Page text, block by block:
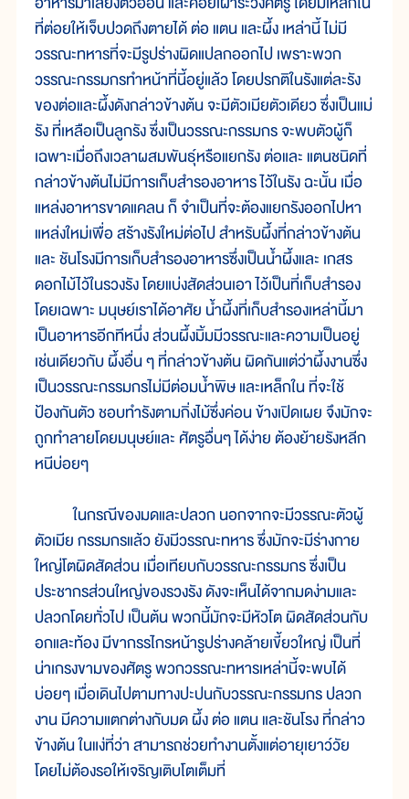
ที่ต่อยให้เจ็บปวดถึงตายได้ ต่อ แตน และผึ้ง เหล่านี้ ไม่มี
วรรณะทหารที่จะมีรูปร่างผิดแปลกออกไป เพราะพวก
วรรณะกรรมกรทำหน้าที่นี้อยู่แล้ว โดยปรกติในรังแต่ละรัง
ของต่อและผึ้งดังกล่าวข้างต้น จะมีตัวเมียตัวเดียว ซึ่งเป็นแม่
รัง ที่เหลือเป็นลูกรัง ซึ่งเป็นวรรณะกรรมกร จะพบตัวผู้ก็
เฉพาะเมื่อถึงเวลาผสมพันธุ์หรือแยกรัง ต่อและ แตนชนิดที่
กล่าวข้างต้นไม่มีการเก็บสำรองอาหาร ไว้ในรัง ฉะนั้น เมื่อ
แหล่งอาหารขาดแคลน ก็ จำเป็นที่จะต้องแยกรังออกไปหา
แหล่งใหม่เพื่อ สร้างรังใหม่ต่อไป สำหรับผึ้งที่กล่าวข้างต้น
และ ชันโรงมีการเก็บสำรองอาหารซึ่งเป็นน้ำผึ้งและ เกสร
ดอกไม้ไว้ในรวงรัง โดยแบ่งสัดส่วนเอา ไว้เป็นที่เก็บสำรอง
โดยเฉพาะ มนุษย์เราได้อาศัย น้ำผึ้งที่เก็บสำรองเหล่านี้มา
เป็นอาหารอีกทีหนึ่ง ส่วนผึ้งมิ้มมีวรรณะและความเป็นอยู่
เช่นเดียวกับ ผึ้งอื่น ๆ ที่กล่าวข้างต้น ผิดกันแต่ว่าผึ้งงานซึ่ง
เป็นวรรณะกรรมกรไม่มีต่อมน้ำพิษ และเหล็กใน ที่จะใช้
ป้องกันตัว ชอบทำรังตามกิ่งไม้ซึ่งค่อน ข้างเปิดเผย จึงมักจะ
ถูกทำลายโดยมนุษย์และ ศัตรูอื่นๆ ได้ง่าย ต้องย้ายรังหลีก
หนีบ่อยๆ
ในกรณีของมดและปลวก นอกจากจะมีวรรณะตัวผู้
ตัวเมีย กรรมกรแล้ว ยังมีวรรณะทหาร ซึ่งมักจะมีร่างกาย
ใหญ่โตผิดสัดส่วน เมื่อเทียบกับวรรณะกรรมกร ซึ่งเป็น
ประชากรส่วนใหญ่ของรวงรัง ดังจะเห็นได้จากมดง่ามและ
ปลวกโดยทั่วไป เป็นต้น พวกนี้มักจะมีหัวโต ผิดสัดส่วนกับ
อกและท้อง มีขากรรไกรหน้ารูปร่างคล้ายเขี้ยวใหญ่ เป็นที่
น่าเกรงขามของศัตรู พวกวรรณะทหารเหล่านี้จะพบได้
บ่อยๆ เมื่อเดินไปตามทางปะปนกับวรรณะกรรมกร ปลวก
งาน มีความแตกต่างกับมด ผึ้ง ต่อ แตน และชันโรง ที่กล่าว
ข้างต้น ในแง่ที่ว่า สามารถช่วยทำงานตั้งแต่อายุเยาว์วัย
โดยไม่ต้องรอให้เจริญเติบโตเต็มที่